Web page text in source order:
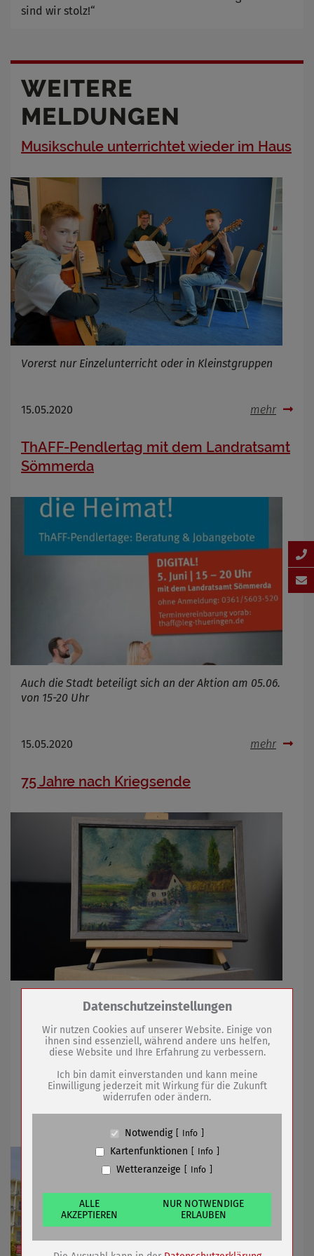
sind wir stolz!“
WEITERE
MELDUNGEN
Musikschule unterrichtet wieder im Haus
Vorerst nur Einzelunterricht oder in Kleinstgruppen
15.05.2020 mehr
ThAFF-Pendlertag mit dem Landratsamt
Sömmerda
Auch die Stadt beteiligt sich an der Aktion am 05.06.
von 15-20 Uhr
15.05.2020 mehr
75 Jahre nach Kriegsende
Museum präsentiert Gemälde einer ehemaligen
Insassin des KZ-Außenlagers
13.05.2020 mehr
Musikalischer Blumenstrauß zum
Muttertag
Zum Betrieb der Seite notwendige Cookies /
Name
PHP Session Cookie
Anbieter
Eigentümer dieser Website (Wenko-
Wenselaar GmbH & Co. KG)
Absicherung Kontaktformular / SPAM
Cookiespeicherung Entscheidungscookie
Anbieter
Eigentümer dieser Website (Wenko-
Wenselaar GmbH & Co. KG)
Zweck
Speichert die Einstellungen der Besucher
bezüglich der Speicherung von Cookies.
Cookie Name
dywc
Datenschutzeinstellungen
Wir nutzen Cookies auf unserer Website. Einige von
ihnen sind essenziell, während andere uns helfen,
diese Website und Ihre Erfahrung zu verbessern.
Ich bin damit einverstanden und kann meine
Einwilligung jederzeit mit Wirkung für die Zukunft
widerrufen oder ändern.
Notwendig Info
Kartenfunktionen Info
Wetteranzeige Info
ALLE
AKZEPTIEREN
NUR NOTWENDIGE
ERLAUBEN